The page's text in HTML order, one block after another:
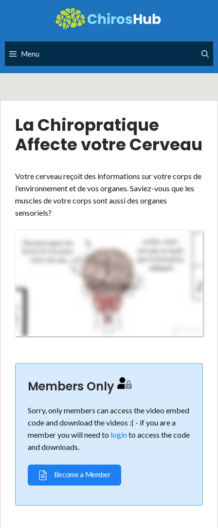
Menu
La Chiropratique
Affecte votre Cerveau
Votre cerveau reçoit des informations sur votre corps de
l’environnement et de vos organes. Saviez-vous que les
muscles de votre corps sont aussi des organes
sensoriels?
Members Only
Sorry, only members can access the video embed
code and download the videos :( - if you are a
member you will need to loginto access the code
and downloads.
Become a Member